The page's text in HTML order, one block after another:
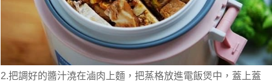
2.把調好的醬汁澆在滷肉上麵，把蒸格放進電飯煲中，蓋上蓋